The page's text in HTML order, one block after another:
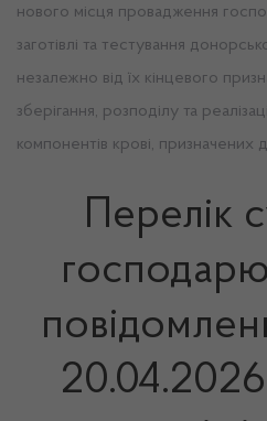
нового місця провадження
заготівлі та тестування
незалежно від їх кінцевого
зберігання, розподілу та
компонентів крові, призначених
Перелік